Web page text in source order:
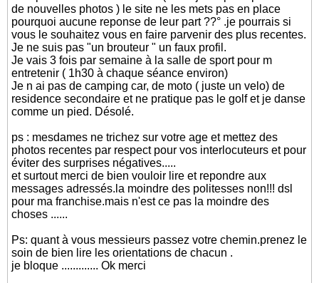
de nouvelles photos ) le site ne les mets pas en place
pourquoi aucune reponse de leur part ??° .je pourrais si
vous le souhaitez vous en faire parvenir des plus recentes.
Je ne suis pas "un brouteur " un faux profil.
Je vais 3 fois par semaine à la salle de sport pour m
entretenir ( 1h30 à chaque séance environ)
Je n ai pas de camping car, de moto ( juste un velo) de
residence secondaire et ne pratique pas le golf et je danse
comme un pied. Désolé.
ps : mesdames ne trichez sur votre age et mettez des
photos recentes par respect pour vos interlocuteurs et pour
éviter des surprises négatives.....
et surtout merci de bien vouloir lire et repondre aux
messages adressés.la moindre des politesses non!!! dsl
pour ma franchise.mais n'est ce pas la moindre des
choses ......
Ps: quant à vous messieurs passez votre chemin.prenez le
soin de bien lire les orientations de chacun .
je bloque ............. Ok merci